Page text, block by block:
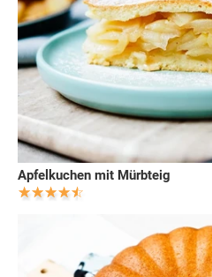
Apfelkuchen mit Mürbteig